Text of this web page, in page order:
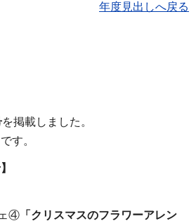
年度見出しへ戻る
を掲載しました。
す。
④ 「クリスマスのフラワーアレン